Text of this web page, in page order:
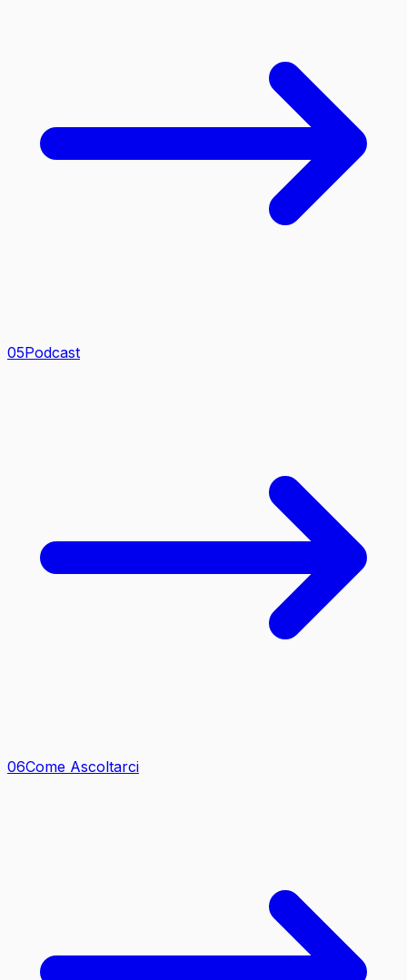
05Podcast
06Come Ascoltarci